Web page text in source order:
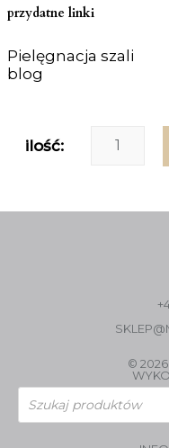
przydatne linki
Pielęgnacja szali
blog
ilość:
© 2026
Wyszukiwarka
produktów